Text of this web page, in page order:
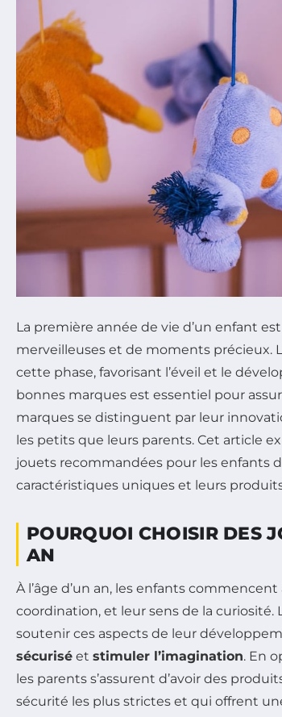
La première année de vie d’un enfant
merveilleuses et de moments précieux.
cette phase, favorisant l’éveil et le
bonnes marques est essentiel pour
marques se distinguent par leur
les petits que leurs parents. Cet article
jouets recommandées pour les enfants
caractéristiques uniques et leurs
POURQUOI CHOISIR DES
AN
À l’âge d’un an, les enfants
coordination, et leur sens de la
soutenir ces aspects de leur
sécurisé et stimuler l’imagination. En
les parents s’assurent d’avoir des
sécurité les plus strictes et qui offrent